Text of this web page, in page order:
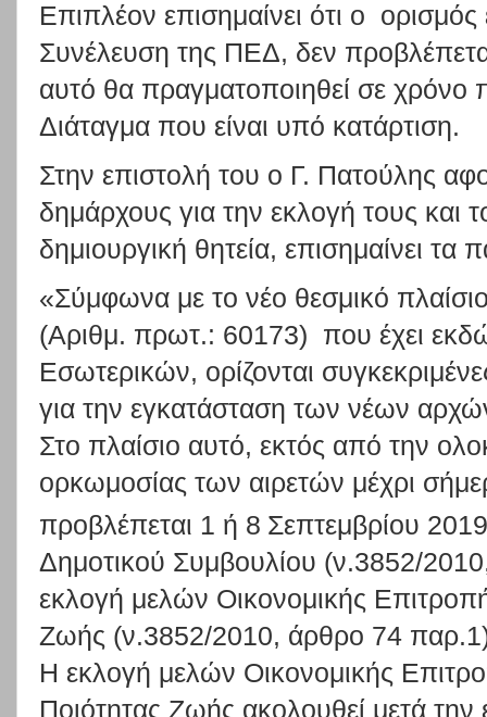
Επιπλέον επισημαίνει ότι ο
Συνέλευση της ΠΕΔ, δεν
αυτό θα πραγματοποιηθεί σε χρόνο
Διάταγμα που είναι υπό κατάρτιση.
Στην επιστολή του ο Γ. Πατούλης
δημάρχους για την εκλογή τους και
δημιουργική θητεία, επισημαίνει
«Σύμφωνα με το νέο θεσμικό πλαίσιο
(Αριθμ. πρωτ.: 60173) που έχει
Εσωτερικών, ορίζονται
για την εγκατάσταση των νέων
Στο πλαίσιο αυτό, εκτός από την
ορκωμοσίας των αιρετών μέχρι
προβλέπεται 1 ή 8 Σεπτεμβρίου
Δημοτικού Συμβουλίου (ν.3852/
εκλογή μελών Οικονομικής
Ζωής (ν.3852/2010, άρθρο 74
Η εκλογή μελών Οικονομικής
Ποιότητας Ζωής ακολουθεί μετά την